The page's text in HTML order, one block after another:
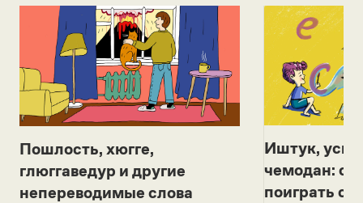
Пошлость, хюгге,
глюггаведур и другие
непереводимые слова
Иштук,
чемодан:
поиграть с